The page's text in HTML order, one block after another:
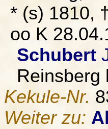
* (s) 1810,
oo K
Schubert
Reinsberg
Kekule-Nr.
Weiter zu: